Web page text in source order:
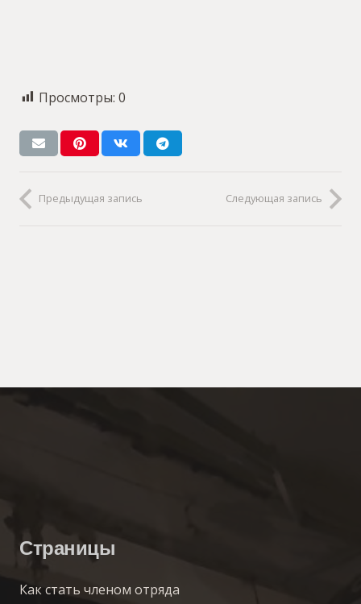
Просмотры: 0
Предыдущая запись Следующая запись
Страницы
Как стать членом отряда